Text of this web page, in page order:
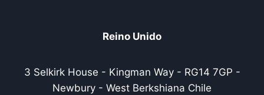
Reino Unido
3 Selkirk House - Kingman Way - RG14 7GP -
Newbury - West Berkshiana Chile